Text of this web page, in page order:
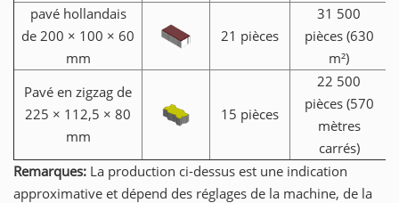
pavé hollandais
de 200 × 100 × 60
mm
21 pièces
31 500
pièces (630
m²)
Pavé en zigzag de
225 × 112,5 × 80
mm
15 pièces
22 500
pièces (570
mètres
carrés)
Remarques: La production ci-dessus est une indication
approximative et dépend des réglages de la machine, de la